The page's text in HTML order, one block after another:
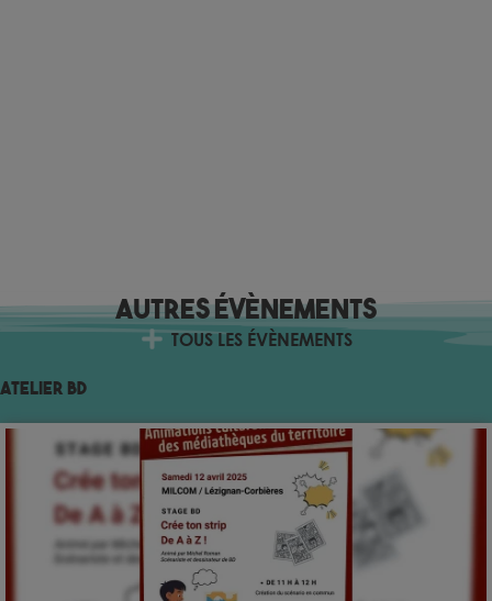
Autres évènements
TOUS LES ÉVÈNEMENTS
Atelier BD